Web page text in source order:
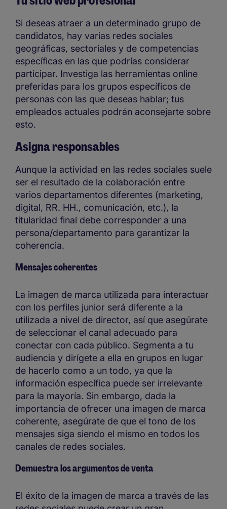
Si deseas atraer a un determinado grupo de
candidatos, hay varias redes sociales
geográficas, sectoriales y de competencias
específicas en las que podrías considerar
participar. Investiga las herramientas online
preferidas para los grupos específicos de
personas con las que deseas hablar; tus
empleados actuales podrán aconsejarte sobre
esto.
Asigna responsables
Aunque la actividad en las redes sociales suele
ser el resultado de la colaboración entre
varios departamentos diferentes (marketing,
digital, RR. HH., comunicación, etc.), la
titularidad final debe corresponder a una
persona/departamento para garantizar la
coherencia.
Mensajes coherentes
La imagen de marca utilizada para interactuar
con los perfiles junior será diferente a la
utilizada a nivel de director, así que asegúrate
de seleccionar el canal adecuado para
conectar con cada público. Segmenta a tu
audiencia y dirígete a ella en grupos en lugar
de hacerlo como a un todo, ya que la
información específica puede ser irrelevante
para la mayoría. Sin embargo, dada la
importancia de ofrecer una imagen de marca
coherente, asegúrate de que el tono de los
mensajes siga siendo el mismo en todos los
canales de redes sociales.
Demuestra los argumentos de venta
El éxito de la imagen de marca a través de las